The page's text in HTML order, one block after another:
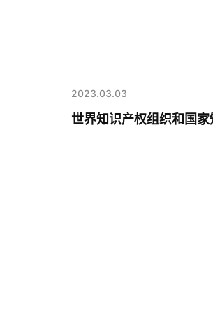
2023.03.03
世界知识产权组织和国